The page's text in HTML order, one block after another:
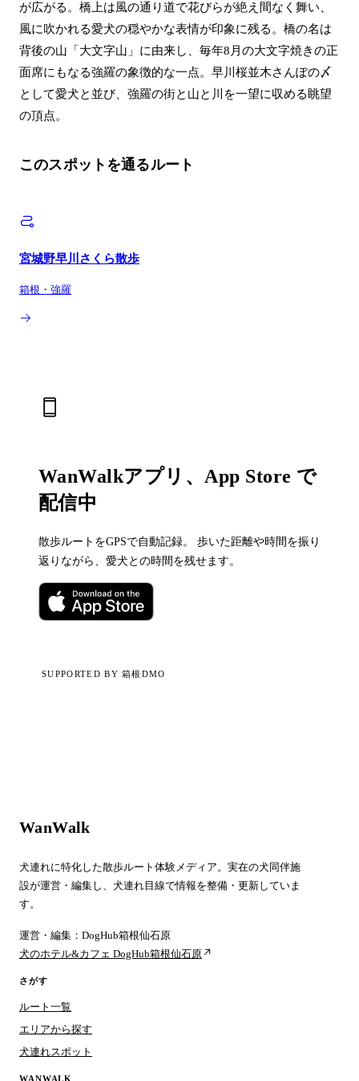
が広がる。橋上は風の通り道で花びらが絶え間なく舞い、
風に吹かれる愛犬の穏やかな表情が印象に残る。橋の名は
背後の山「大文字山」に由来し、毎年8月の大文字焼きの正
面席にもなる強羅の象徴的な一点。早川桜並木さんぽの〆
として愛犬と並び、強羅の街と山と川を一望に収める眺望
の頂点。
このスポットを通るルート
宮城野早川さくら散歩
箱根・強羅
WanWalkアプリ、App Store で
配信中
散歩ルートをGPSで自動記録。 歩いた距離や時間を振り
返りながら、愛犬との時間を残せます。
SUPPORTED BY 箱根DMO
WanWalk
犬連れに特化した散歩ルート体験メディア。実在の犬同伴施
設が運営・編集し、犬連れ目線で情報を整備・更新していま
す。
運営・編集：DogHub箱根仙石原
犬のホテル&カフェ DogHub箱根仙石原
さがす
ルート一覧
エリアから探す
犬連れスポット
WANWALK